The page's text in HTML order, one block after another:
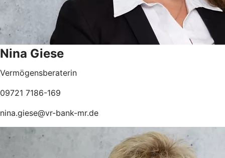
Nina Giese
Vermögensberaterin
09721 7186-169
nina.giese@vr-bank-mr.de